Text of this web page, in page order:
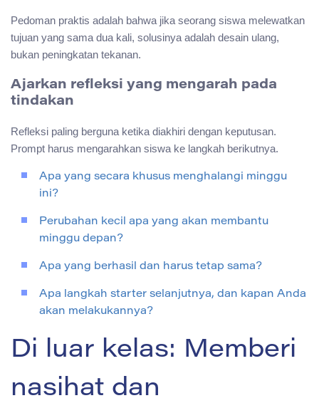
Pedoman praktis adalah bahwa jika seorang siswa melewatkan
tujuan yang sama dua kali, solusinya adalah desain ulang,
bukan peningkatan tekanan.
Ajarkan refleksi yang mengarah pada
tindakan
Refleksi paling berguna ketika diakhiri dengan keputusan.
Prompt harus mengarahkan siswa ke langkah berikutnya.
Apa yang secara khusus menghalangi minggu
ini?
Perubahan kecil apa yang akan membantu
minggu depan?
Apa yang berhasil dan harus tetap sama?
Apa langkah starter selanjutnya, dan kapan Anda
akan melakukannya?
Di luar kelas: Memberi
nasihat dan